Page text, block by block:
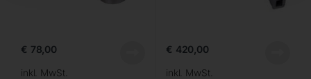
€ 78,00
inkl. MwSt.
€ 420,00
inkl. MwSt.